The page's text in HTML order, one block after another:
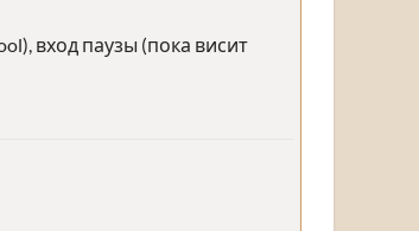
вход паузы (пока висит